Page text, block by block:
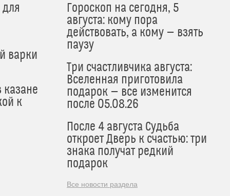
варки
к
Гороскоп на сегодня, 5
августа: кому пора
действовать, а кому — взять
паузу
Три счастливчика августа:
Вселенная приготовила
подарок — все изменится
после 05.08.26
После 4 августа Судьба
откроет Дверь к счастью: три
знака получат редкий
подарок
Все новости раздела